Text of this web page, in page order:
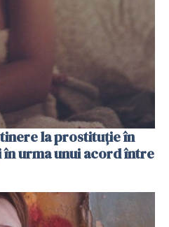
la prostituție în
urma unui acord între